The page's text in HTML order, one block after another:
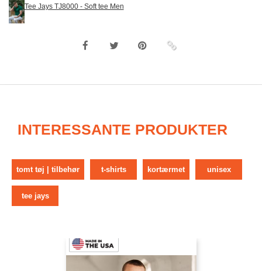
Tee Jays TJ8000 - Soft tee Men
INTERESSANTE PRODUKTER
tomt tøj | tilbehør t-shirts kortærmet unisex
tee jays